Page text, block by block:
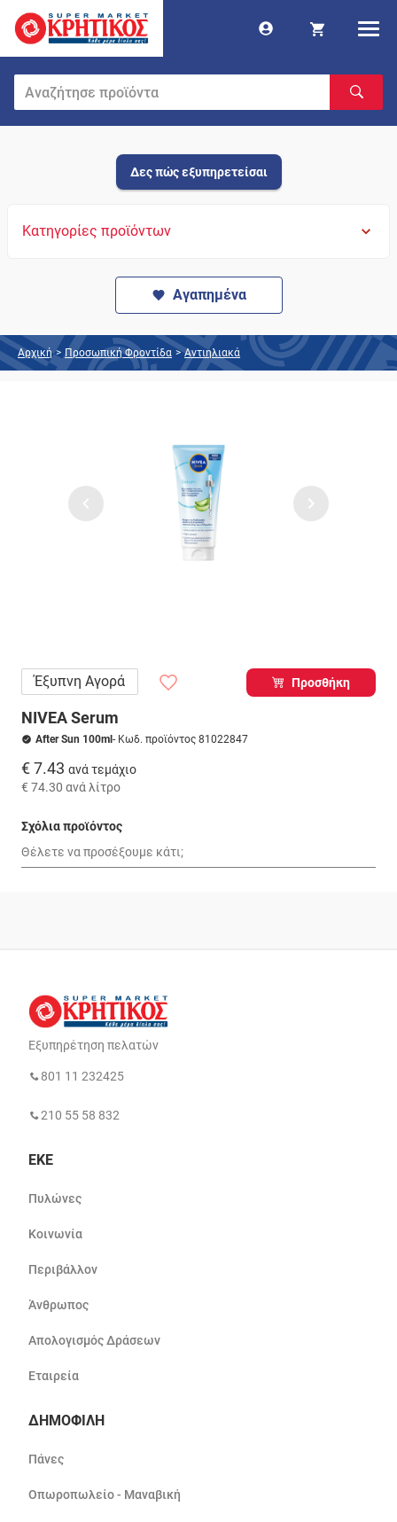
Δες πώς εξυπηρετείσαι
Κατηγορίες προϊόντων
Αγαπημένα
Αρχική > Προσωπική Φροντίδα > Αντιηλιακά
Έξυπνη Αγορά Προσθήκη
NIVEA Serum
After Sun 100ml - Κωδ. προϊόντος 81022847
€ 7.43 ανά τεμάχιο
€ 74.30 ανά λίτρο
Σχόλια προϊόντος
Εξυπηρέτηση πελατών
801 11 232425
210 55 58 832
ΕΚΕ
Πυλώνες
Κοινωνία
Περιβάλλον
Άνθρωπος
Απολογισμός Δράσεων
Εταιρεία
ΔΗΜΟΦΙΛΗ
Πάνες
Οπωροπωλείο - Μαναβική